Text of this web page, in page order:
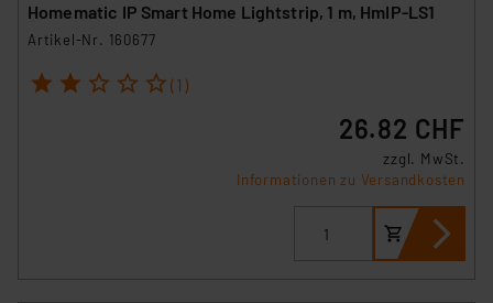
Homematic IP Smart Home Lightstrip, 1 m, HmIP-LS1
Artikel-Nr. 160677
1 2 3 4 5 (1)
26.82 CHF
zzgl. MwSt.
Informationen zu Versandkosten